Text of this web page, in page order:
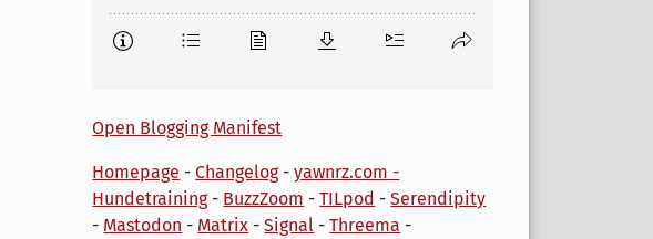
Open Blogging Manifest
Homepage -Changelog-yawnrz.com -
Hundetraining- BuzzZoom -TILpod -Serendipity
- Mastodon - Matrix -Signal -Threema -